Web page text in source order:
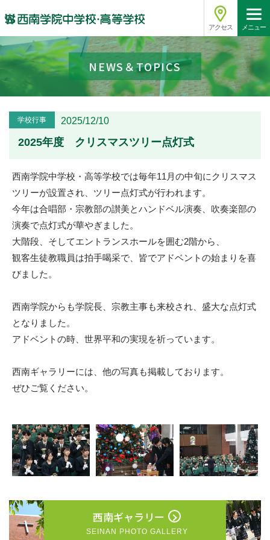
アクセス メニュー
NEWS＆TOPICS
学校行事 2025/12/10
2025年度 クリスマスツリー点灯式
西南学院中学校・高等学校では毎年11月の中旬にクリスマス
ツリーが設置され、ツリー点灯式が行われます。
今年は合唱部・宗教部の讃美とハンドベル演奏、吹奏楽部の
演奏で点灯式が華やぎました。
大階段、そしてエントランスホールを囲む2階から、
観客生徒教職員は拍手喝采で、皆でアドベントの始まりを喜
びました。
西南学院からも学院長、宗教主事も来校され、盛大な点灯式
となりました。
アドベントの時、世界平和の実現を祈っています。
西南ギャラリーには、他の写真も掲載しております。
ぜひご覧ください。
西南ギャラリー
SEINAN PHOTO GALLERY